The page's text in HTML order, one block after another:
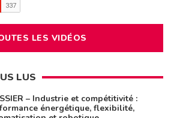
LES VIDÉOS
LUS
– Industrie et compétitivité :
énergétique, flexibilité,